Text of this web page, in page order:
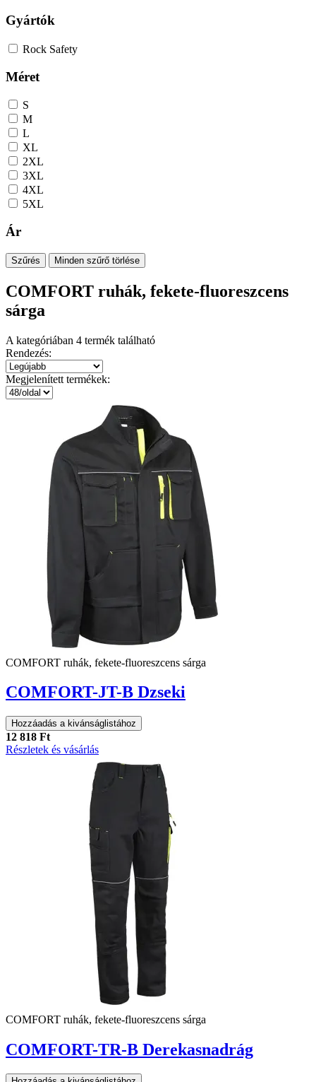
Gyártók
Rock Safety
Méret
S
M
L
XL
2XL
3XL
4XL
5XL
Ár
Szűrés Minden szűrő törlése
COMFORT ruhák, fekete-fluoreszcens
sárga
A kategóriában 4 termék található
Rendezés:
Megjelenített termékek:
COMFORT ruhák, fekete-fluoreszcens sárga
COMFORT-JT-B Dzseki
Hozzáadás a kivánságlistához
12 818 Ft
Részletek és vásárlás
COMFORT ruhák, fekete-fluoreszcens sárga
COMFORT-TR-B Derekasnadrág